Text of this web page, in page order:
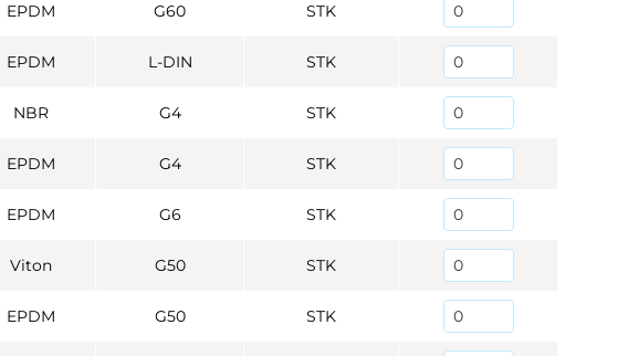
EPDM G60 STK
EPDM L-DIN STK
NBR G4 STK
EPDM G4 STK
EPDM G6 STK
Viton G50 STK
EPDM G50 STK